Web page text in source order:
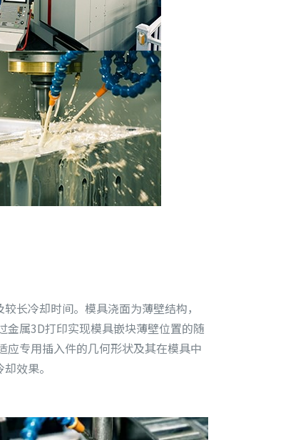
长冷却时间。模具浇面为薄壁结构，
属3D打印实现模具嵌块薄壁位置的随
专用插入件的几何形状及其在模具中
效果。